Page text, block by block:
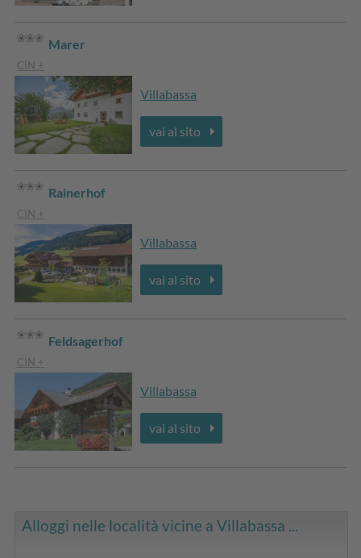
Marer
CIN +
Villabassa
vai al sito
Rainerhof
CIN +
Villabassa
vai al sito
Feldsagerhof
CIN +
Villabassa
vai al sito
Alloggi nelle località vicine a Villabassa ...